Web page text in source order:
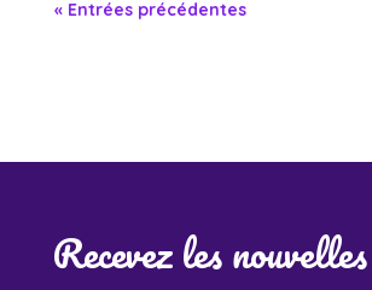
« Entrées précédentes
Recevez les